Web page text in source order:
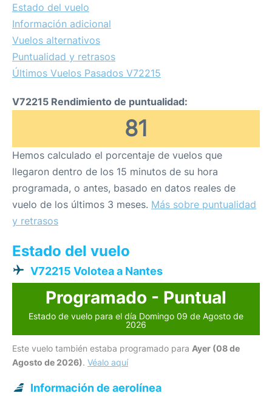
Estado del vuelo
Información adicional
Vuelos alternativos
Puntualidad y retrasos
Últimos Vuelos Pasados V72215
V72215 Rendimiento de puntualidad:
81
Hemos calculado el porcentaje de vuelos que
llegaron dentro de los 15 minutos de su hora
programada, o antes, basado en datos reales de
vuelo de los últimos 3 meses. Más sobre puntualidad
y retrasos
Estado del vuelo
V72215 Volotea a Nantes
Programado - Puntual
Estado de vuelo para el día Domingo 09 de Agosto de
2026
Este vuelo también estaba programado para Ayer (08 de
Agosto de 2026). Véalo aquí
Información de aerolínea